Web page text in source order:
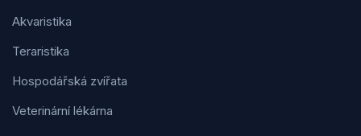
Akvaristika
Teraristika
Hospodářská zvířata
Veterinární lékárna